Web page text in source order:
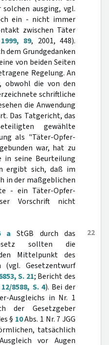
ausging, vgl.
ein - nicht immer
zwischen Täter
89, 2001, 448).
dem Grundgedanken
von beiden Seiten
Regelung. An
obwohl die von den
schriftliche
die Anwendung
Das Tatgericht, das
gewählte
als "Täter-Opfer-
war, hat zu
in seine Beurteilung
ergibt sich, daß im
in der maßgeblichen
- ein Täter-Opfer-
Vorschrift nicht
22
a StGB durch das
sollten die
Mittelpunkt des
(vgl. Gesetzentwurf
S. 21; Bericht des
8588, S. 4). Bei der
Ausgleichs in Nr. 1
der Gesetzgeber
§ 10Abs. 1 Nr. 7 JGG
tatsächlich
vor Augen